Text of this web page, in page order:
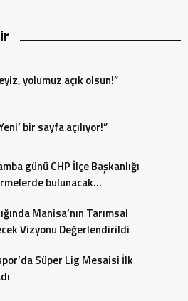
yolumuz açık olsun!”
bir sayfa açılıyor!”
günü CHP İlçe Başkanlığı
bulunacak…
Manisa’nın Tarımsal
Vizyonu Değerlendirildi
Süper Lig Mesaisi İlk